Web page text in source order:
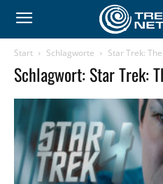
Start Schlagworte Star Trek:
Schlagwort: Star Trek: